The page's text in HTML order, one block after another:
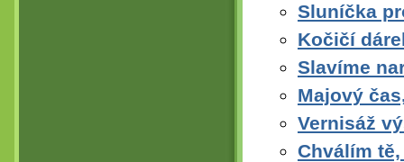
Sluníčka
Kočičí
Slavíme
Majový
Vernisáž
Chválím